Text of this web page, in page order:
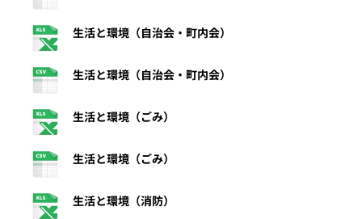
生活と環境（自治会・町内会）
生活と環境（自治会・町内会）
生活と環境（ごみ）
生活と環境（ごみ）
生活と環境（消防）